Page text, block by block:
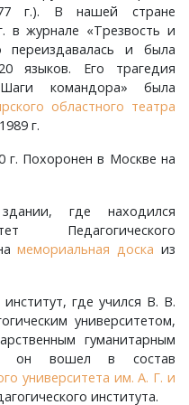
г.). В нашей стране
в журнале «Трезвость и
переиздавалась и была
языков. Его трагедия
командора» была
областного театра
г.
Похоронен в Москве на
где находился
Педагогического
мемориальная доска из
где учился В. В.
университетом,
гуманитарным
он вошел в состав
университета им. А. Г. и
института.